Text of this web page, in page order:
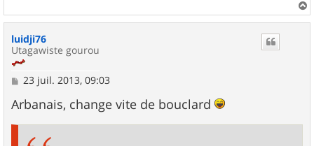
a
luidji76
Utagawiste gourou
M
s
s
a
23 juil. 2013, 09:03
Arbanais, change vite de bouclard